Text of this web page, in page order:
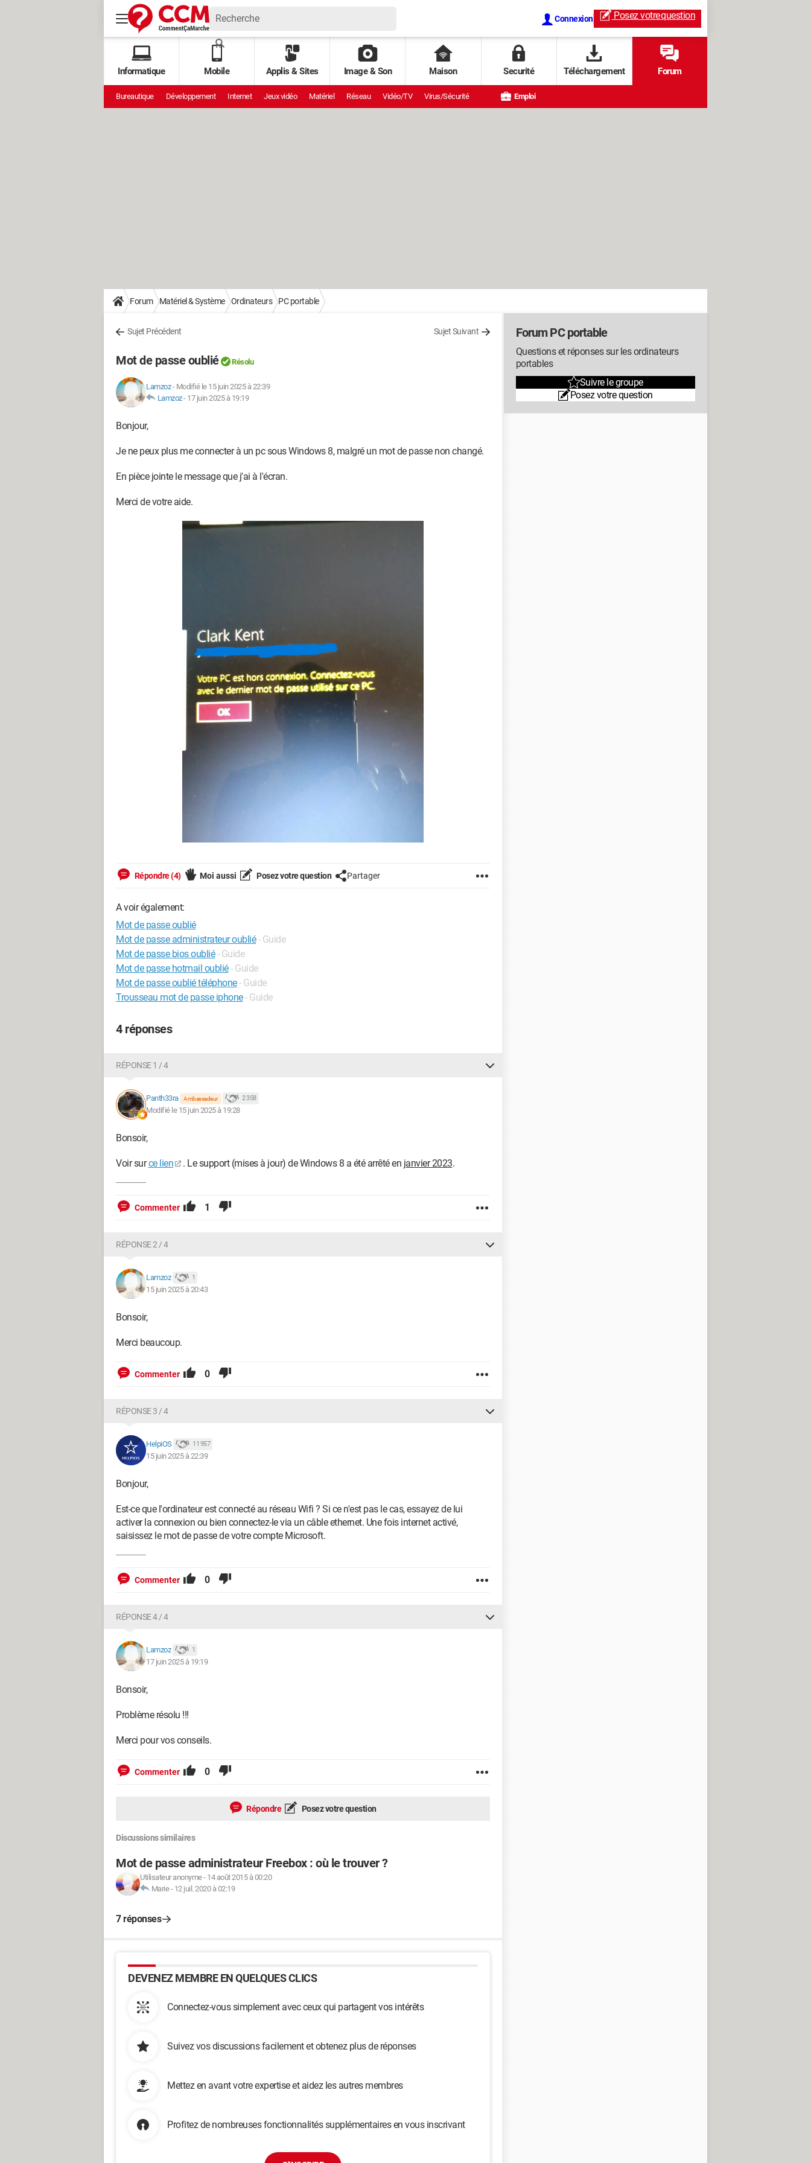
Connexion Posez votrequestion
Informatique Mobile Applis & Sites Image & Son Maison Securité Téléchargement Forum
Bureautique Développement Internet Jeux vidéo Matériel Réseau Vidéo/TV Virus/Sécurité Emploi
Forum Matériel & Système Ordinateurs PC portable
Sujet Précédent Sujet Suivant
Mot de passe oublié Résolu
Lamzoz- Modifié le 15 juin 2025 à 22:39
Lamzoz- 17 juin 2025 à 19:19
Bonjour,
Je ne peux plus me connecter à un pc sous Windows 8, malgré un mot de passe non changé.
En pièce jointe le message que j'ai à l'écran.
Merci de votre aide.
Répondre (4) Moi aussi Posez votre question Partager
A voir également:
Mot de passe oublié
Mot de passe administrateur oublié - Guide
Mot de passe bios oublié - Guide
Mot de passe hotmail oublié- Guide
Mot de passe oublié téléphone- Guide
Trousseau mot de passe iphone- Guide
4 réponses
RÉPONSE 1 / 4
Panth33ra Ambassadeur 2 358
Modifié le 15 juin 2025 à 19:28
Bonsoir,
Voir surce lien . Le support (mises à jour) de Windows 8 a été arrêté en janvier 2023.
Commenter 1
RÉPONSE 2 / 4
Lamzoz 1
15 juin 2025 à 20:43
Bonsoir,
Merci beaucoup.
Commenter 0
RÉPONSE 3 / 4
HelpiOS 11 957
15 juin 2025 à 22:39
Bonjour,
Est-ce que l'ordinateur est connecté au réseau Wifi ? Si ce n'est pas le cas, essayez de lui
activer la connexion ou bien connectez-le via un câble ethernet. Une fois internet activé,
saisissez le mot de passe de votre compte Microsoft.
Commenter 0
RÉPONSE 4 / 4
Lamzoz 1
17 juin 2025 à 19:19
Bonsoir,
Problème résolu !!!
Merci pour vos conseils.
Commenter 0
Répondre Posez votre question
Discussions similaires
Mot de passe administrateur Freebox : où le trouver ?
Utilisateur anonyme- 14 août 2015 à 00:20
Marie- 12 juil. 2020 à 02:19
7 réponses
DEVENEZ MEMBRE EN QUELQUES CLICS
Connectez-vous simplement avec ceux qui partagent vos intérêts
Suivez vos discussions facilement et obtenez plus de réponses
Mettez en avant votre expertise et aidez les autres membres
Profitez de nombreuses fonctionnalités supplémentaires en vous inscrivant
Forum PC portable
Questions et réponses sur les ordinateurs
portables
Suivre le groupe
Posez votre question